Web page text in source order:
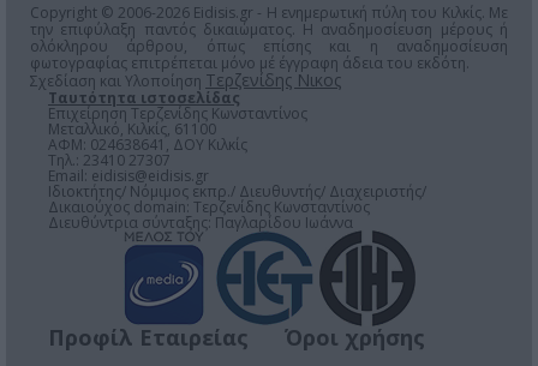
Copyright © 2006-2026 Eidisis.gr - Η ενημερωτική πύλη του Κιλκίς. Με
την επιφύλαξη παντός δικαιώματος. Η αναδημοσίευση μέρους ή
ολόκληρου άρθρου, όπως επίσης και η αναδημοσίευση
φωτογραφίας επιτρέπεται μόνο μέ έγγραφη άδεια του εκδότη.
Σχεδίαση και Υλοποίηση Τερζενίδης Νικος
Ταυτότητα ιστοσελίδας
Επιχείρηση Τερζενίδης Κωνσταντίνος
Μεταλλικό, Κιλκίς, 61100
ΑΦΜ: 024638641, ΔΟΥ Κιλκίς
Τηλ.: 23410 27307
Email: eidisis@eidisis.gr
Ιδιοκτήτης/ Νόμιμος εκπρ./ Διευθυντής/ Διαχειριστής/
Δικαιούχος domain: Τερζενίδης Κωνσταντίνος
Διευθύντρια σύνταξης: Παγλαρίδου Ιωάννα
Προφίλ Εταιρείας
Όροι χρήσης